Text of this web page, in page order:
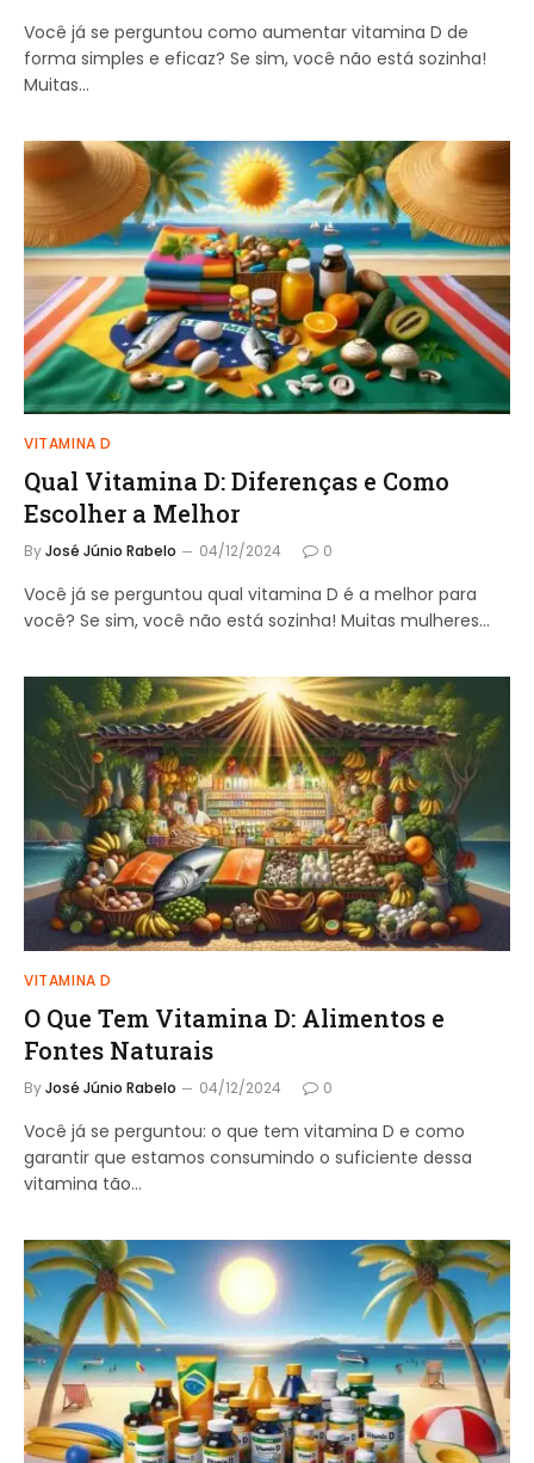
Você já se perguntou como aumentar vitamina D de
forma simples e eficaz? Se sim, você não está sozinha!
Muitas…
VITAMINA D
Qual Vitamina D: Diferenças e Como
Escolher a Melhor
ByJosé Júnio Rabelo 04/12/2024 0
Você já se perguntou qual vitamina D é a melhor para
você? Se sim, você não está sozinha! Muitas mulheres…
VITAMINA D
O Que Tem Vitamina D: Alimentos e
Fontes Naturais
ByJosé Júnio Rabelo 04/12/2024 0
Você já se perguntou: o que tem vitamina D e como
garantir que estamos consumindo o suficiente dessa
vitamina tão…